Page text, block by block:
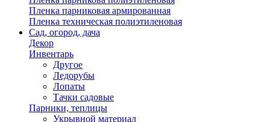
Пленка парниковая армированная
Пленка техническая полиэтиленовая
Сад, огород, дача
Декор
Инвентарь
Другое
Ледорубы
Лопаты
Тачки садовые
Парники, теплицы
Укрывной материал